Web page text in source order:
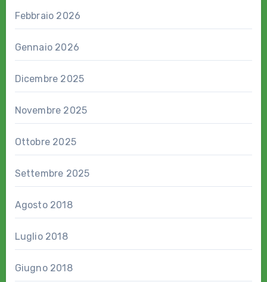
Febbraio 2026
Gennaio 2026
Dicembre 2025
Novembre 2025
Ottobre 2025
Settembre 2025
Agosto 2018
Luglio 2018
Giugno 2018